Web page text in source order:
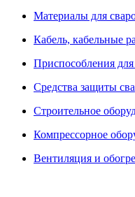
Материалы для
Кабель, кабельные
Приспособления
Средства защиты
Строительное
Компрессорное
Вентиляция и